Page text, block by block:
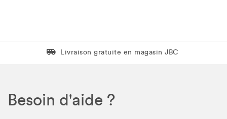
Livraison gratuite en magasin JBC
Livraison gratuite en magasin JBC
Besoin d'aide ?